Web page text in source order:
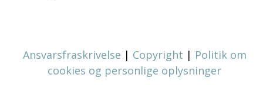
Ansvarsfraskrivelse | Copyright | Politik om
cookies og personlige oplysninger